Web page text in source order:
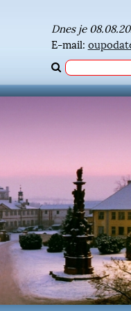
Dnes je
E-mail: